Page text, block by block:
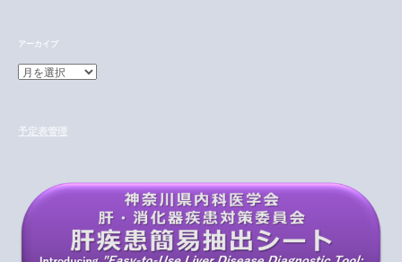
アーカイブ
ア
ブ
予定表管理